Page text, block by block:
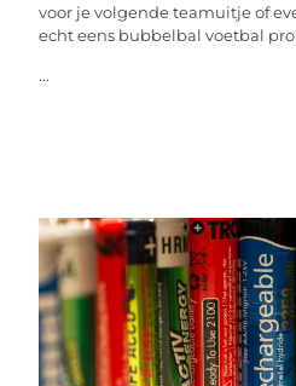
voor je volgende teamuitje of
echt eens bubbelbal voetbal
...